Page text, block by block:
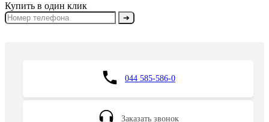
Купить в один клик
➔
044 585-586-0
Заказать звонок